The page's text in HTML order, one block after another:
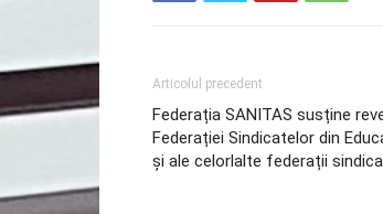
Articolul precedent
Federația SANITAS susține
Federației Sindicatelor din
și ale celorlalte federații